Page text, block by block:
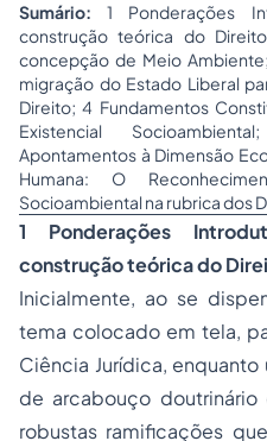
Sumário: 1 Ponderações
construção teórica do
concepção de Meio
migração do Estado Liberal
Direito; 4 Fundamentos
Existencial
Apontamentos à Dimensão
Humana: O
Socioambiental na rubrica dos
1 Ponderações
construção teórica do
Inicialmente, ao se
tema colocado em tela,
Ciência Jurídica,
de arcabouço
robustas ramificações